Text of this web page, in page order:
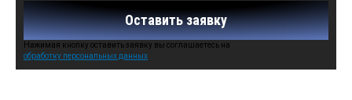
Оставить заявку
Нажимая кнопку оставить заявку вы соглашаетесь на
обработку персональных данных